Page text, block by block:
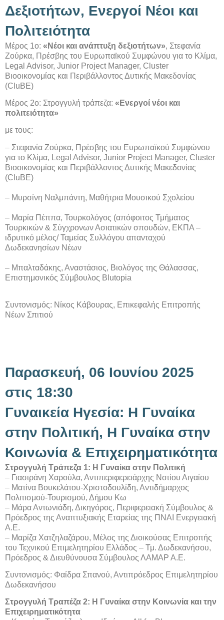
Δεξιοτήτων, Ενεργοί Νέοι και
Πολιτειότητα
Μέρος 1ο: «Νέοι και ανάπτυξη δεξιοτήτων», Στεφανία
Ζούρκα, Πρέσβης του Ευρωπαϊκού Συμφώνου για το Κλίμα,
Legal Advisor, Junior Project Manager, Cluster
Bιοοικονομίας και Περιβάλλοντος Δυτικής Μακεδονίας
(CluBE)
Μέρος 2ο: Στρογγυλή τράπεζα: «Ενεργοί νέοι και
πολιτειότητα»
με τους:
– Στεφανία Ζούρκα, Πρέσβης του Ευρωπαϊκού Συμφώνου
για το Κλίμα, Legal Advisor, Junior Project Manager, Cluster
Bιοοικονομίας και Περιβάλλοντος Δυτικής Μακεδονίας
(CluBE)
– Μυρσίνη Ναλμπάντη, Μαθήτρια Μουσικού Σχολείου
– Μαρία Πέππα, Τουρκολόγος (απόφοιτος Τμήματος
Τουρκικών & Σύγχρονων Ασιατικών σπουδών, ΕΚΠΑ –
ιδρυτικό μέλος/ Ταμείας Συλλόγου απανταχού
Δωδεκανησίων Νέων
– Μπαλταδάκης, Αναστάσιος, Βιολόγος της Θάλασσας,
Επιστημονικός Σύμβουλος Blutopia
Συντονισμός: Νίκος Κάβουρας, Επικεφαλής Επιτροπής
Νέων Σπιτιού
Παρασκευή, 06 Ιουνίου 2025
στις 18:30
Γυναικεία Ηγεσία: Η Γυναίκα
στην Πολιτική, Η Γυναίκα στην
Κοινωνία & Επιχειρηματικότητα
Στρογγυλή Τράπεζα 1: Η Γυναίκα στην Πολιτική
– Γιασιράνη Χαρούλα, Αντιπεριφερειάρχης Νοτίου Αιγαίου
– Ματίνα Βουκελάτου-Χριστοδουλίδη, Αντιδήμαρχος
Πολιτισμού-Τουρισμού, Δήμου Κω
– Μάρα Αντωνιάδη, Δικηγόρος, Περιφερειακή Σύμβουλος &
Πρόεδρος της Αναπτυξιακής Εταρείας της ΠΝΑΙ Ενεργειακή
Α.Ε.
– Μαρίζα Χατζηλαζάρου, Μέλος της Διοικούσας Επιτροπής
του Τεχνικού Επιμελητηρίου Ελλάδος – Τμ. Δωδεκανήσου,
Πρόεδρος & Διευθύνουσα Σύμβουλος ΛΑΜΑΡ Α.Ε.
Συντονισμός: Φαίδρα Σπανού, Αντιπρόεδρος Επιμελητηρίου
Δωδεκανήσου
Στρογγυλή Τραπέζα 2: Η Γυναίκα στην Κοινωνία και την
Επιχειρηματικότητα